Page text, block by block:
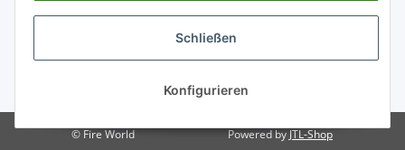
Gesetzliche Informationen
* Alle Preise inkl. gesetzlicher USt., zzgl.Versand
© Fire World Powered by JTL-Shop
Schließen
Konfigurieren